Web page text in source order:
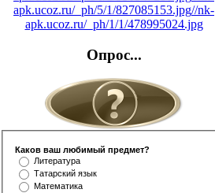
apk.ucoz.ru/_ph/5/1/827085153.jpg//nk-
apk.ucoz.ru/_ph/1/1/478995024.jpg
Опрос...
Каков ваш любимый предмет?
Литература
Татарский язык
Математика